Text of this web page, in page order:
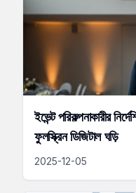
ইভেন্ট পরিকল্পনাকারীর
ফুলস্ক্রিন ডিজিটাল ঘড়ি
2025-12-05